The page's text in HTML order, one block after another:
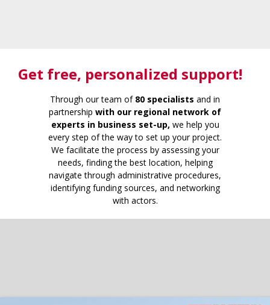
Get free, personalized support!
Through our team of 80 specialists and in
partnership with our regional network of
experts in business set-up, we help you
every step of the way to set up your project.
We facilitate the process by assessing your
needs, finding the best location, helping
navigate through administrative procedures,
identifying funding sources, and networking
with actors.